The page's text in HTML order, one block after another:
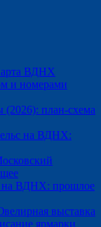
ВДНХ
и номерами
план-схема
на ВДНХ:
на ВДНХ: прошлое
выставка
ярмарки